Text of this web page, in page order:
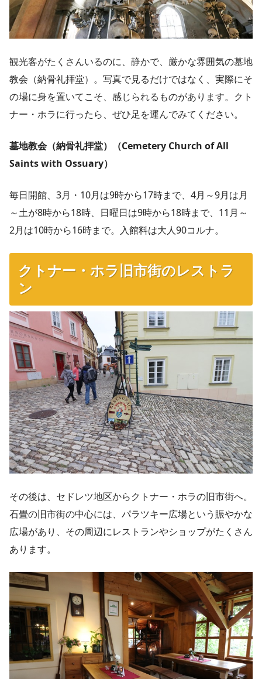
観光客がたくさんいるのに、静かで、厳かな雰囲気の墓地
教会（納骨礼拝堂）。写真で見るだけではなく、実際にそ
の場に身を置いてこそ、感じられるものがあります。クト
ナー・ホラに行ったら、ぜひ足を運んでみてください。
墓地教会（納骨礼拝堂）（Cemetery Church of All
Saints with Ossuary）
毎日開館、3月・10月は9時から17時まで、4月～9月は月
～土が8時から18時、日曜日は9時から18時まで、11月～
2月は10時から16時まで。入館料は大人90コルナ。
クトナー・ホラ旧市街のレストラ
ン
その後は、セドレツ地区からクトナー・ホラの旧市街へ。
石畳の旧市街の中心には、パラツキー広場という賑やかな
広場があり、その周辺にレストランやショップがたくさん
あります。